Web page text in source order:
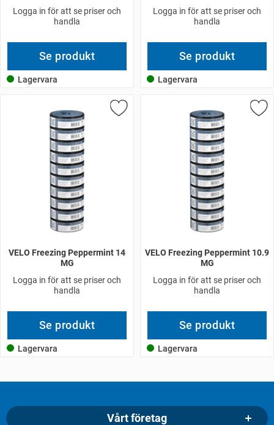
Logga in för att se priser och
handla
Se produkt
Lagervara
Logga in för att se priser och
handla
Se produkt
Lagervara
VELO Freezing Peppermint 14
MG
Logga in för att se priser och
handla
Se produkt
Lagervara
VELO Freezing Peppermint 10.9
MG
Logga in för att se priser och
handla
Se produkt
Lagervara
Vårt företag